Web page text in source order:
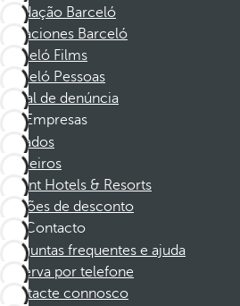
Fundação Barceló
Vacaciones Barceló
Barceló Films
Barceló Pessoas
Canal de denúncia
Empresas
Afiliados
Parceiros
Dorint Hotels & Resorts
Cupões de desconto
Contacto
Perguntas frequentes e ajuda
Reserva por telefone
Contacte connosco